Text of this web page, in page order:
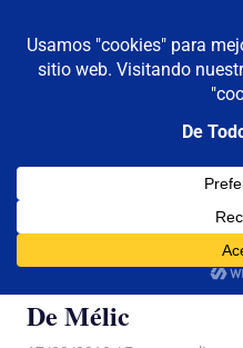
contenido
De todo un poco
Reflexiones,
Viajes
Categoría:melic
De Mélic